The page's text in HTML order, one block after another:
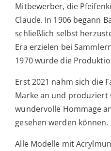
Mitbewerber, die
Claude. In 1906 begann
schließlich selbst
Era erzielen bei
1970 wurde die
Erst 2021 nahm sich die
Marke an und produziert
wundervolle Hommage
gesehen werden können.
Alle Modelle mit